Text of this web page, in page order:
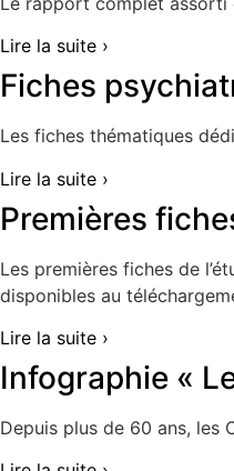
Lire la suite ›
Fiches
Les fiches thématiques
Lire la suite ›
Premières
Les premières fiches de
disponibles au
Lire la suite ›
Infographie «
Depuis plus de 60 ans, les